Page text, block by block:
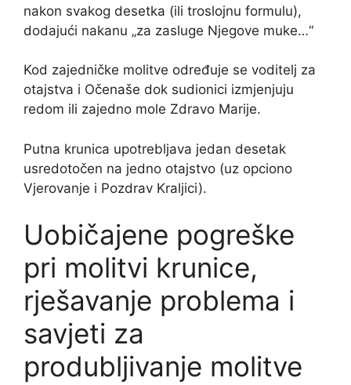
nakon svakog desetka (ili troslojnu formulu),
dodajući nakanu „za zasluge Njegove muke…“
Kod zajedničke molitve određuje se voditelj za
otajstva i Očenaše dok sudionici izmjenjuju
redom ili zajedno mole Zdravo Marije.
Putna krunica upotrebljava jedan desetak
usredotočen na jedno otajstvo (uz opciono
Vjerovanje i Pozdrav Kraljici).
Uobičajene pogreške
pri molitvi krunice,
rješavanje problema i
savjeti za
produbljivanje molitve